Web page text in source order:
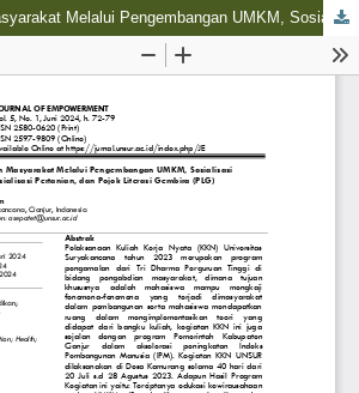
Pemberdayaan Masyarakat Melalui Pengembangan UMKM, Sosialisasi Kesehatan, Sosialisasi Pertanian, dan Pojok Literasi Gembira (PLG)